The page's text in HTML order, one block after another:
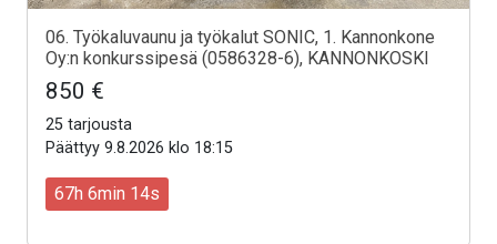
06. Työkaluvaunu ja työkalut SONIC, 1. Kannonkone
Oy:n konkurssipesä (0586328-6), KANNONKOSKI
850 €
25 tarjousta
Päättyy 9.8.2026 klo 18:15
67h 6min 12s